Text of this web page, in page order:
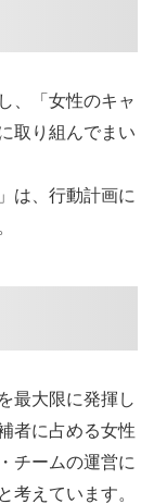
、「女性のキャ
取り組んでまい
は、行動計画に
最大限に発揮し
者に占める女性
チームの運営に
考えています。